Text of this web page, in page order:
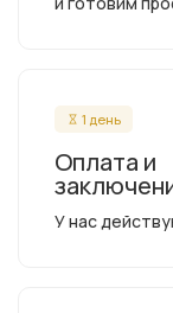
1 день
Оплата и
У нас